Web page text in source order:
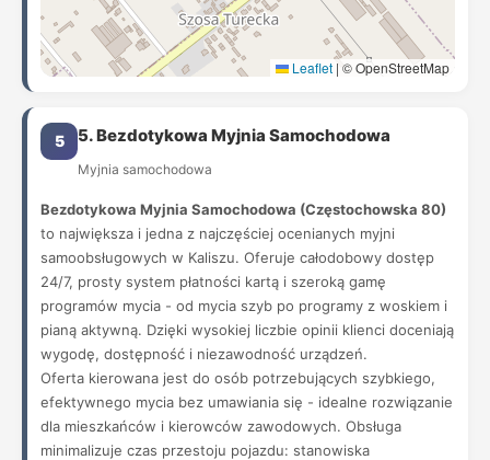
Leaflet | © OpenStreetMap
5 5. Bezdotykowa Myjnia Samochodowa
Myjnia samochodowa
Bezdotykowa Myjnia Samochodowa (Częstochowska 80)
to największa i jedna z najczęściej ocenianych myjni
samoobsługowych w Kaliszu. Oferuje całodobowy dostęp
24/7, prosty system płatności kartą i szeroką gamę
programów mycia - od mycia szyb po programy z woskiem i
pianą aktywną. Dzięki wysokiej liczbie opinii klienci doceniają
wygodę, dostępność i niezawodność urządzeń.
Oferta kierowana jest do osób potrzebujących szybkiego,
efektywnego mycia bez umawiania się - idealne rozwiązanie
dla mieszkańców i kierowców zawodowych. Obsługa
minimalizuje czas przestoju pojazdu: stanowiska